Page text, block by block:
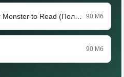
90 Мб
90 Мб